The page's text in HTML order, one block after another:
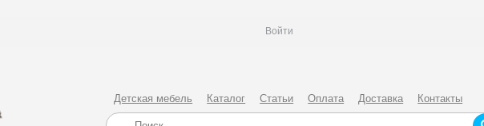
Войти
Детская мебель Каталог Статьи Оплата Доставка Контакты